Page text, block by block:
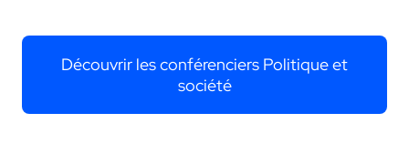
Découvrir les conférenciers Politique et
société